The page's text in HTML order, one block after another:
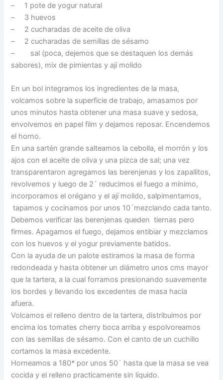
– 1 pote de yogur natural
– 3 huevos
– 2 cucharadas de aceite de oliva
– 2 cucharadas de semillas de sésamo
– sal (poca, dejemos que se destaquen los demás
sabores), mix de pimientas y ají molido
En un bol integramos los ingredientes de la masa,
volcamos sobre la superficie de trabajo, amasamos por
unos minutos hasta obtener una masa suave y sedosa,
envolvemos en papel film y dejamos reposar. Encendemos
el horno.
En una sartén grande salteamos la cebolla, el morrón y los
ajos con el aceite de oliva y una pizca de sal; una vez
transparentaron agregamos las berenjenas y los zapallitos,
revolvemos y luego de 2´ reducimos el fuego a mínimo,
incorporamos el orégano y el ají molido, salpimentamos,
tapamos y cocinamos por unos 10´mezclando cada tanto.
Debemos verificar las berenjenas queden tiernas pero
firmes. Apagamos el fuego, dejamos entibiar y mezclamos
con los huevos y el yogur previamente batidos.
Con la ayuda de un palote estiramos la masa de forma
redondeada y hasta obtener un diámetro unos cms mayor
que la tartera, a la cual forramos presionando suavemente
los bordes y llevando los excedentes de masa hacia
afuera.
Volcamos el relleno dentro de la tartera, distribuimos por
encima los tomates cherry boca arriba y espolvoreamos
con las semillas de sésamo. Con el canto de un cuchillo
cortamos la masa excedente.
Horneamos a 180* por unos 50´ hasta que la masa se vea
cocida y el relleno practicamente sin líquido.